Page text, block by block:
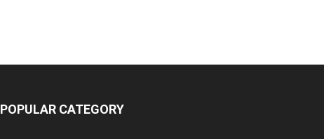
POPULAR CATEGORY